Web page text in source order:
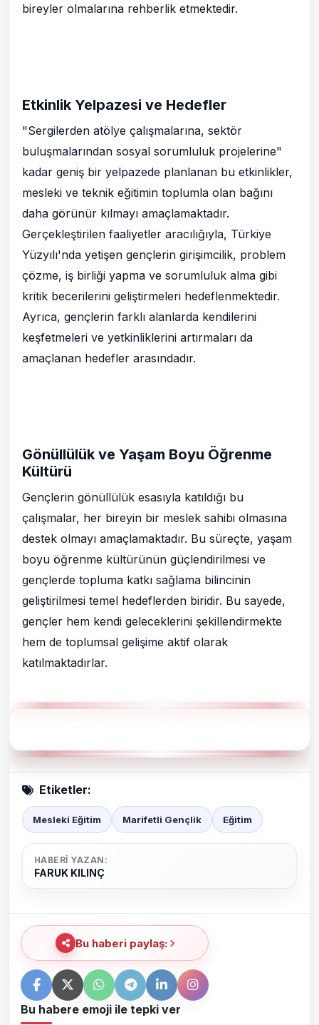
bireyler olmalarına rehberlik etmektedir.
Etkinlik Yelpazesi ve Hedefler
"Sergilerden atölye çalışmalarına, sektör
buluşmalarından sosyal sorumluluk projelerine"
kadar geniş bir yelpazede planlanan bu etkinlikler,
mesleki ve teknik eğitimin toplumla olan bağını
daha görünür kılmayı amaçlamaktadır.
Gerçekleştirilen faaliyetler aracılığıyla, Türkiye
Yüzyılı'nda yetişen gençlerin girişimcilik, problem
çözme, iş birliği yapma ve sorumluluk alma gibi
kritik becerilerini geliştirmeleri hedeflenmektedir.
Ayrıca, gençlerin farklı alanlarda kendilerini
keşfetmeleri ve yetkinliklerini artırmaları da
amaçlanan hedefler arasındadır.
Gönüllülük ve Yaşam Boyu Öğrenme
Kültürü
Gençlerin gönüllülük esasıyla katıldığı bu
çalışmalar, her bireyin bir meslek sahibi olmasına
destek olmayı amaçlamaktadır. Bu süreçte, yaşam
boyu öğrenme kültürünün güçlendirilmesi ve
gençlerde topluma katkı sağlama bilincinin
geliştirilmesi temel hedeflerden biridir. Bu sayede,
gençler hem kendi geleceklerini şekillendirmekte
hem de toplumsal gelişime aktif olarak
katılmaktadırlar.
Etiketler:
Mesleki Eğitim Marifetli Gençlik Eğitim
HABERI YAZAN:
FARUK KILINÇ
Bu haberi paylaş:
Bu habere emoji ile tepki ver